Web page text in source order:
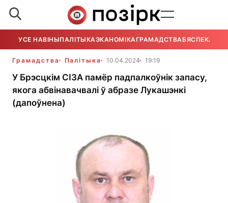
УСЕ НАВІНЫПАЛІТЫКАЭКАНОМІКАГРАМАДСТВАБЯСПЕКА
Грамадства Палітыка 10.04.2024 19:19
У Брэсцкім СІЗА памёр падпалкоўнік запасу,
якога абвінавачвалі ў абразе Лукашэнкі
(дапоўнена)